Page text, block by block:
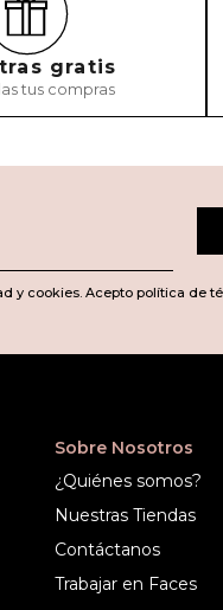
gratis
tus compras
y cookies. Acepto política de
Sobre Nosotros
¿Quiénes somos?
Nuestras Tiendas
Contáctanos
Trabajar en Faces